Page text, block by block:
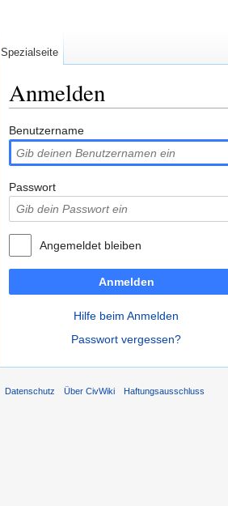
Anmelden
Benutzername
Passwort
Angemeldet bleiben
Anmelden
Hilfe beim Anmelden
Passwort vergessen?
Spezialseite
Datenschutz Über CivWiki Haftungsausschluss